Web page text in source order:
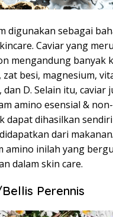
digunakan sebagai
Caviar yang
mengandung banyak
besi, magnesium,
dan D. Selain itu, caviar
amino esensial &
dapat dihasilkan
dari
amino inilah yang
dalam skin care.
Perennis